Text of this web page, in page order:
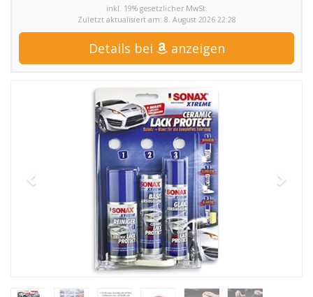
inkl. 19% gesetzlicher MwSt.
Zuletzt aktualisiert am: 8. August 2026 22:28
Details bei anzeigen